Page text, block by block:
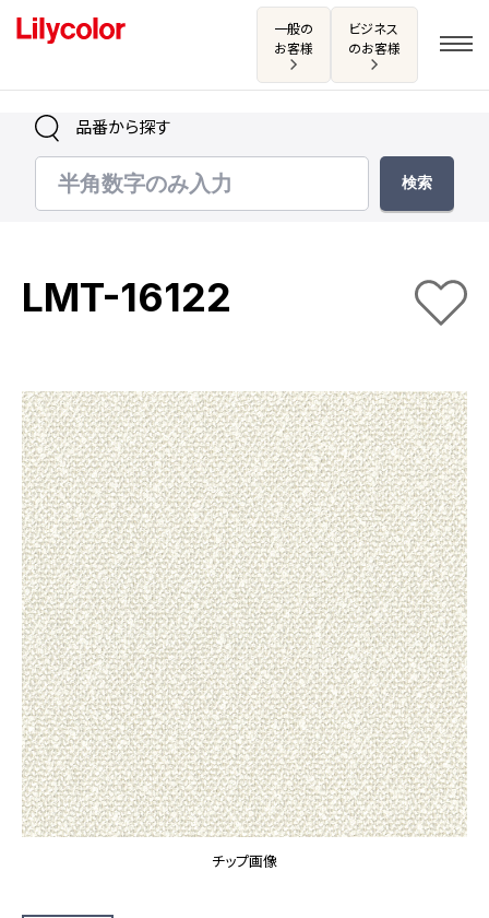
一般の
お客様
ビジネス
のお客様
ログイン・新規会員登録
お気に入り
商品を探す
商品を探す トップ
壁紙
カーテン
床材
ブランド・コレクション
Lilycolor Coordinate 着せ替えシミュレーション
カタログ一覧
カタログ一覧 トップ
壁紙
カーテン
床材
サステナブル商品
ノンワックス床タイル
壁紙機能性ガイド
施工事例
施工事例 トップ
医療・福祉施設
ホテル・オフィス・店舗
モデルハウス
新築戸建・マンション
#リリカラのある暮らし
リリカラノート
ショールーム
ショールーム トップ
東京ショールーム
大阪ショールーム
お客様サポート
お客様サポート トップ
品番から探す
LMT-16122
チップ画像